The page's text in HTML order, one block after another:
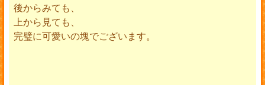
後からみても、
上から見ても、
完璧に可愛いの塊でございます。